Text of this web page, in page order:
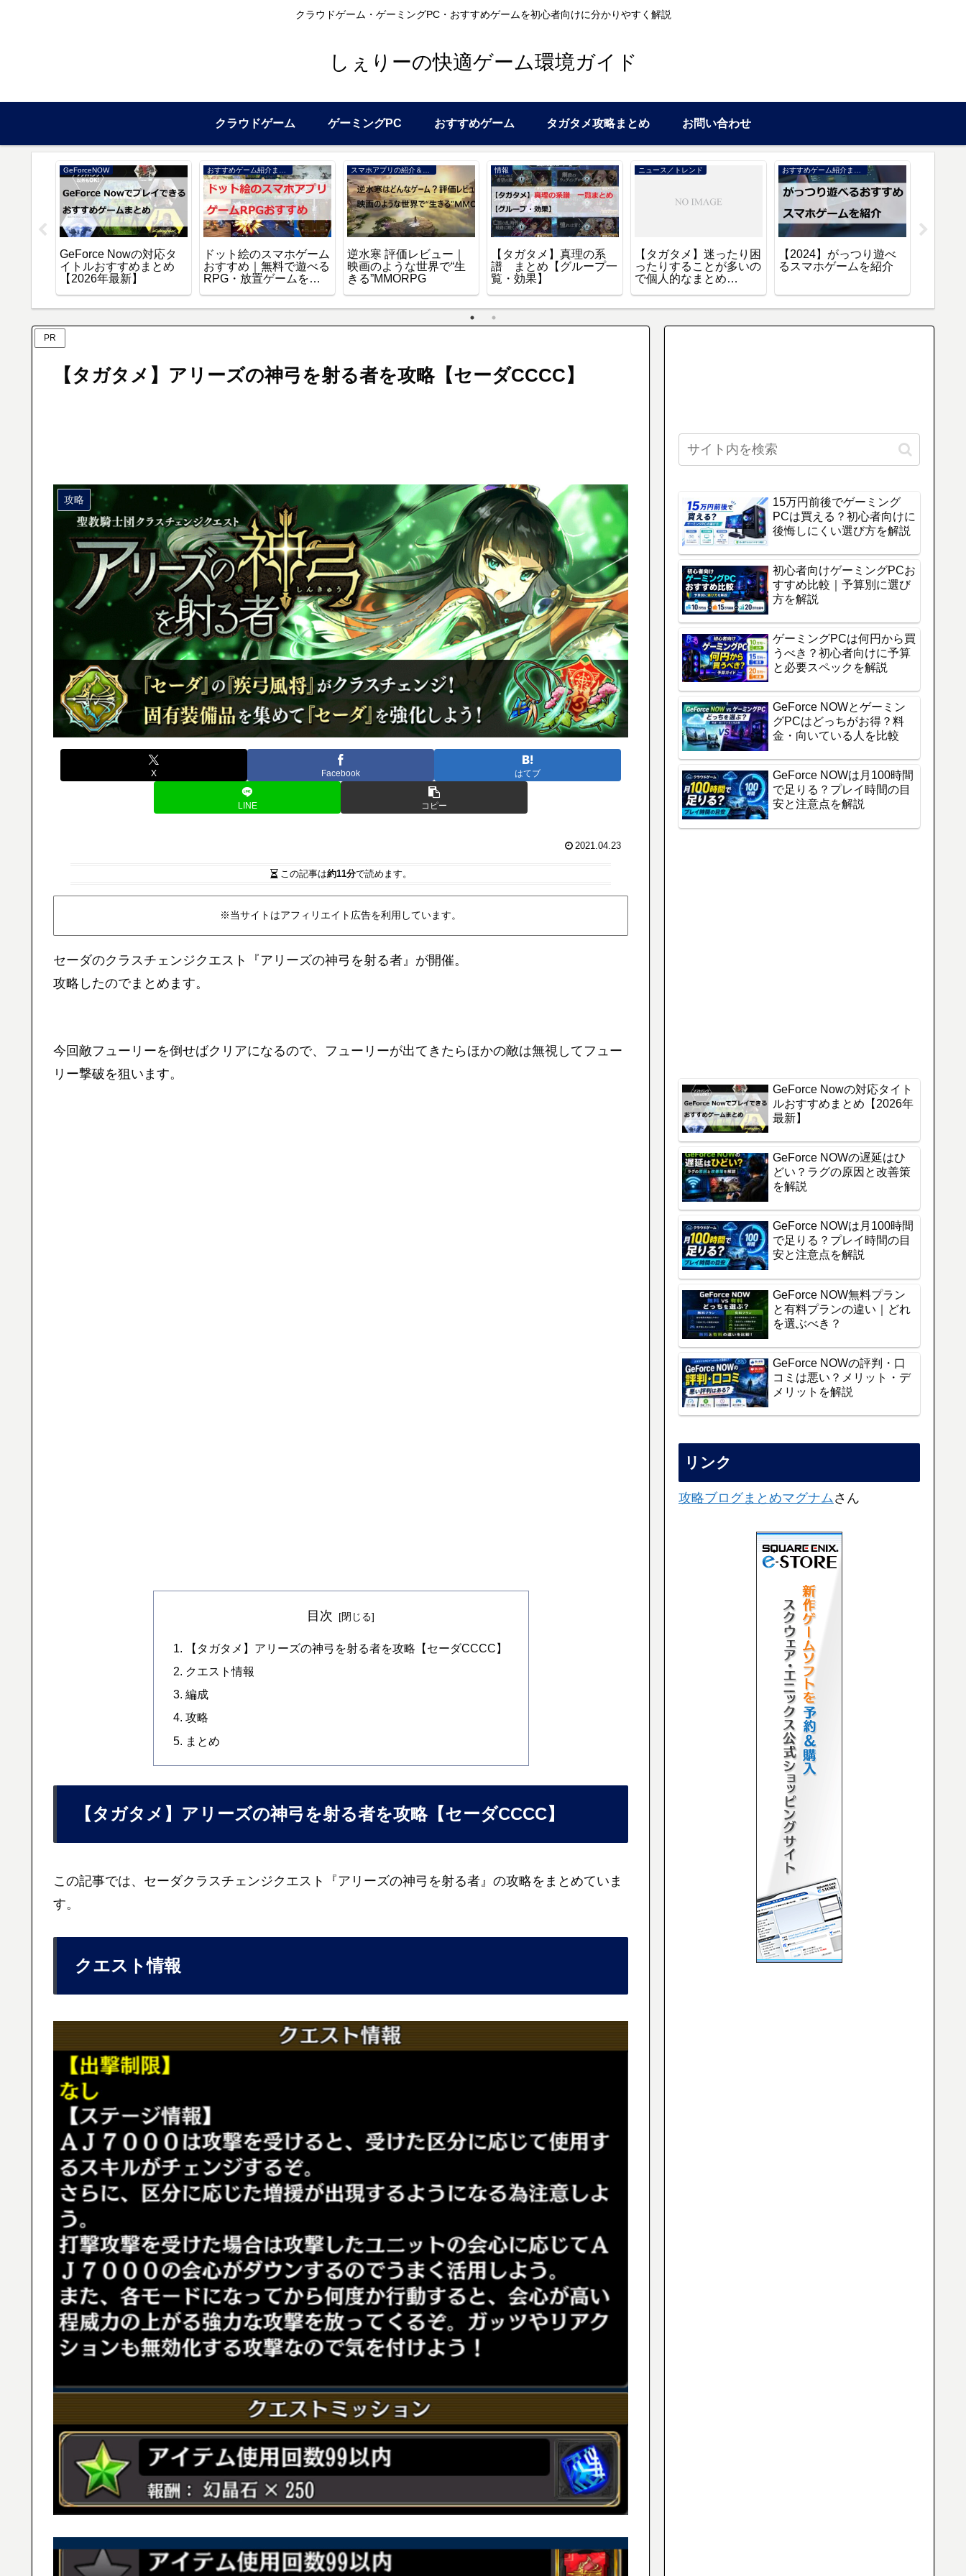
クラウドゲーム・ゲーミングPC・おすすめゲームを初心者向けに分かりやすく解説
しぇりーの快適ゲーム環境ガイド
クラウドゲーム ゲーミングPC おすすめゲーム タガタメ攻略まとめ お問い合わせ
GeForceNOW
GeForce Nowの対応タ
イトルおすすめまとめ
【2026年最新】
おすすめゲーム紹介まとめ
ドット絵のスマホゲーム
おすすめ｜無料で遊べる
RPG・放置ゲームを厳
スマホアプリの紹介＆レビュー
逆水寒 評価レビュー｜
映画のような世界で“生
きる”MMORPG
情報
【タガタメ】真理の系
譜 まとめ【グループ一
覧・効果】
ニュース／トレンド
【タガタメ】迷ったり困
ったりすることが多いの
で個人的なまとめ
おすすめゲーム紹介まとめ
【2024】がっつり遊べ
るスマホゲームを紹介
PR
【タガタメ】アリーズの神弓を射る者を攻略【セーダCCCC】
攻略
X Facebook はてブ
LINE コピー
2021.04.23
この記事は約11分で読めます。
※当サイトはアフィリエイト広告を利用しています。
セーダのクラスチェンジクエスト『アリーズの神弓を射る者』が開催。
攻略したのでまとめます。
今回敵フューリーを倒せばクリアになるので、フューリーが出てきたらほかの敵は無視してフュー
リー撃破を狙います。
目次
【タガタメ】アリーズの神弓を射る者を攻略【セーダCCCC】
クエスト情報
編成
攻略
まとめ
【タガタメ】アリーズの神弓を射る者を攻略【セーダCCCC】
この記事では、セーダクラスチェンジクエスト『アリーズの神弓を射る者』の攻略をまとめていま
す。
クエスト情報
15万円前後でゲーミング
PCは買える？初心者向けに
後悔しにくい選び方を解説
初心者向けゲーミングPCお
すすめ比較｜予算別に選び
方を解説
ゲーミングPCは何円から買
うべき？初心者向けに予算
と必要スペックを解説
GeForce NOWとゲーミン
グPCはどっちがお得？料
金・向いている人を比較
GeForce NOWは月100時間
で足りる？プレイ時間の目
安と注意点を解説
GeForce Nowの対応タイト
ルおすすめまとめ【2026年
最新】
GeForce NOWの遅延はひ
どい？ラグの原因と改善策
を解説
GeForce NOWは月100時間
で足りる？プレイ時間の目
安と注意点を解説
GeForce NOW無料プラン
と有料プランの違い｜どれ
を選ぶべき？
GeForce NOWの評判・口
コミは悪い？メリット・デ
メリットを解説
リンク
攻略ブログまとめマグナムさん